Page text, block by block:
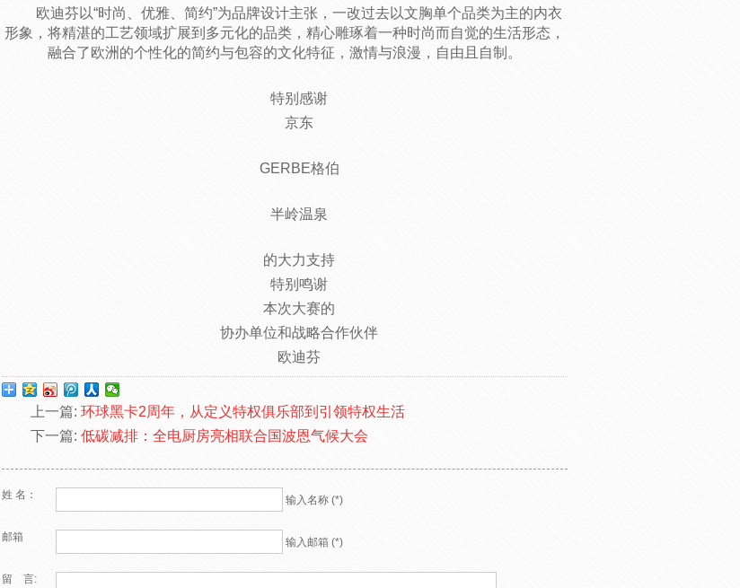
欧迪芬以“时尚、优雅、简约”为品牌设计主张，一改过去以文胸单个品类为主的内衣
形象，将精湛的工艺领域扩展到多元化的品类，精心雕琢着一种时尚而自觉的生活形态，
融合了欧洲的个性化的简约与包容的文化特征，激情与浪漫，自由且自制。
特别感谢
京东
GERBE格伯
半岭温泉
的大力支持
特别鸣谢
本次大赛的
协办单位和战略合作伙伴
欧迪芬
上一篇: 环球黑卡2周年，从定义特权俱乐部到引领特权生活
下一篇: 低碳减排：全电厨房亮相联合国波恩气候大会
姓 名： 输入名称 (*)
邮箱 输入邮箱 (*)
留 言: